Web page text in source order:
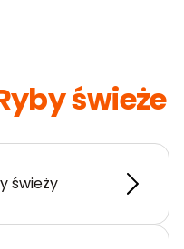
świeże
świeży